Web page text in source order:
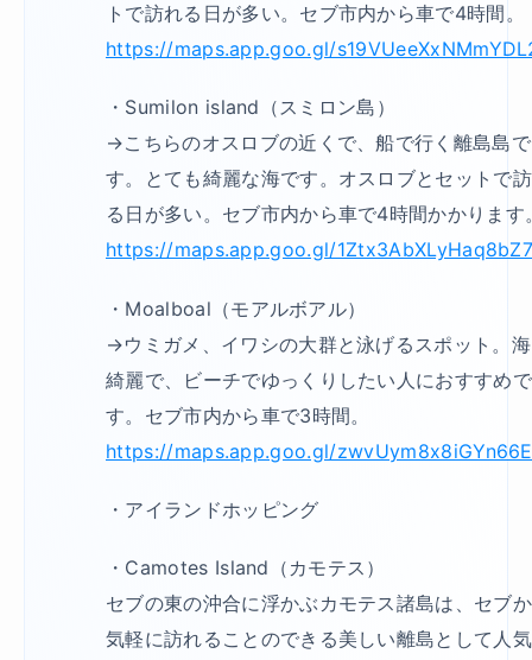
トで訪れる日が多い。セブ市内から車で4時間。
https://maps.app.goo.gl/
・Sumilon island（スミロン島）
→こちらのオスロブの近くで、船で行く離島島で
す。とても綺麗な海です。オスロブとセットで
る日が多い。セブ市内から車で4時間かかります
https://maps.app.goo.gl/
・Moalboal（モアルボアル）
→ウミガメ、イワシの大群と泳げるスポット。
綺麗で、ビーチでゆっくりしたい人におすすめで
す。セブ市内から車で3時間。
https://maps.app.goo.gl/
・アイランドホッピング
・Camotes Island（カモテス）
セブの東の沖合に浮かぶカモテス諸島は、セブ
気軽に訪れることのできる美しい離島として人